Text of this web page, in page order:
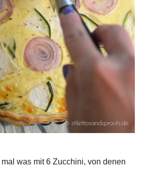
was mit 6 Zucchini, von denen